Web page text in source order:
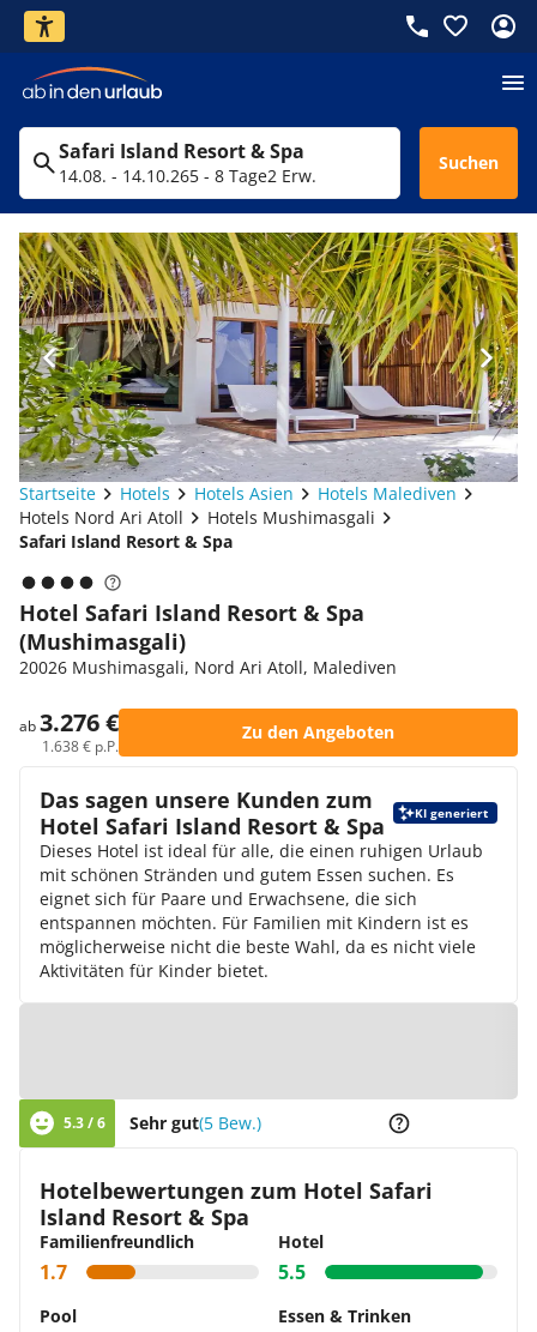
Safari Island Resort & Spa
14.08. - 14.10.265 - 8 Tage2 Erw.
Suchen
Startseite Hotels Hotels Asien
Hotels Malediven
Hotels Nord Ari Atoll
Hotels Mushimasgali
Safari Island Resort & Spa
Hotel Safari Island Resort & Spa
(Mushimasgali)
20026 Mushimasgali, Nord Ari Atoll, Malediven
ab3.276 €
1.638 € p.P.
Zu den Angeboten
Das sagen unsere Kunden zum
Hotel Safari Island Resort & Spa
KI generiert
Dieses Hotel ist ideal für alle, die einen ruhigen Urlaub
mit schönen Stränden und gutem Essen suchen. Es
eignet sich für Paare und Erwachsene, die sich
entspannen möchten. Für Familien mit Kindern ist es
möglicherweise nicht die beste Wahl, da es nicht viele
Aktivitäten für Kinder bietet.
5.3 / 6 Sehr gut(5 Bew.)
Hotelbewertungen zum Hotel Safari
Island Resort & Spa
Familienfreundlich
1.7
Hotel
5.5
Pool Essen & Trinken